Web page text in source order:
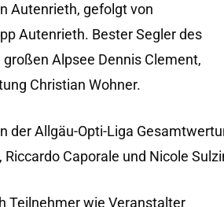
Autenrieth, gefolgt von
Autenrieth. Bester Segler des
Alpsee Dennis Clement,
Christian Wohner.
der Allgäu-Opti-Liga
Caporale und Nicole
Teilnehmer wie Veranstalter